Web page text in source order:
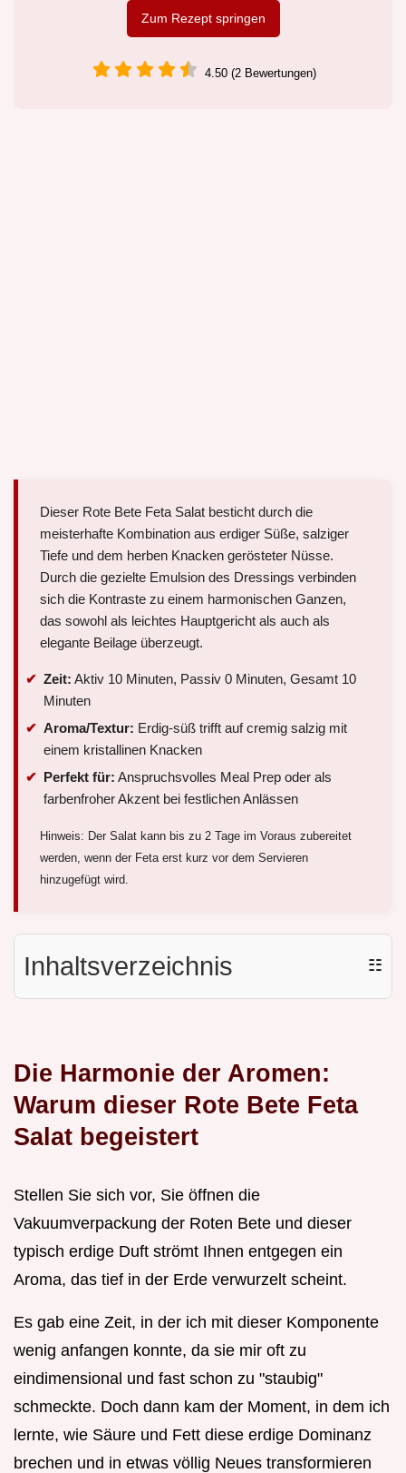
Zum Rezept springen
4.50 (2 Bewertungen)
Dieser Rote Bete Feta Salat besticht durch die
meisterhafte Kombination aus erdiger Süße, salziger
Tiefe und dem herben Knacken gerösteter Nüsse.
Durch die gezielte Emulsion des Dressings verbinden
sich die Kontraste zu einem harmonischen Ganzen,
das sowohl als leichtes Hauptgericht als auch als
elegante Beilage überzeugt.
Zeit: Aktiv 10 Minuten, Passiv 0 Minuten, Gesamt 10
Minuten
Aroma/Textur: Erdig-süß trifft auf cremig salzig mit
einem kristallinen Knacken
Perfekt für: Anspruchsvolles Meal Prep oder als
farbenfroher Akzent bei festlichen Anlässen
Hinweis: Der Salat kann bis zu 2 Tage im Voraus zubereitet
werden, wenn der Feta erst kurz vor dem Servieren
hinzugefügt wird.
Inhaltsverzeichnis ☷
Die Harmonie der Aromen:
Warum dieser Rote Bete Feta
Salat begeistert
Stellen Sie sich vor, Sie öffnen die
Vakuumverpackung der Roten Bete und dieser
typisch erdige Duft strömt Ihnen entgegen ein
Aroma, das tief in der Erde verwurzelt scheint.
Es gab eine Zeit, in der ich mit dieser Komponente
wenig anfangen konnte, da sie mir oft zu
eindimensional und fast schon zu "staubig"
schmeckte. Doch dann kam der Moment, in dem ich
lernte, wie Säure und Fett diese erdige Dominanz
brechen und in etwas völlig Neues transformieren